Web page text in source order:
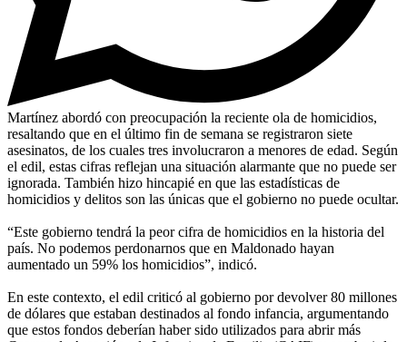
Martínez abordó con preocupación la reciente ola de homicidios,
resaltando que en el último fin de semana se registraron siete
asesinatos, de los cuales tres involucraron a menores de edad. Según
el edil, estas cifras reflejan una situación alarmante que no puede ser
ignorada. También hizo hincapié en que las estadísticas de
homicidios y delitos son las únicas que el gobierno no puede ocultar.
“Este gobierno tendrá la peor cifra de homicidios en la historia del
país. No podemos perdonarnos que en Maldonado hayan
aumentado un 59% los homicidios”, indicó.
En este contexto, el edil criticó al gobierno por devolver 80 millones
de dólares que estaban destinados al fondo infancia, argumentando
que estos fondos deberían haber sido utilizados para abrir más